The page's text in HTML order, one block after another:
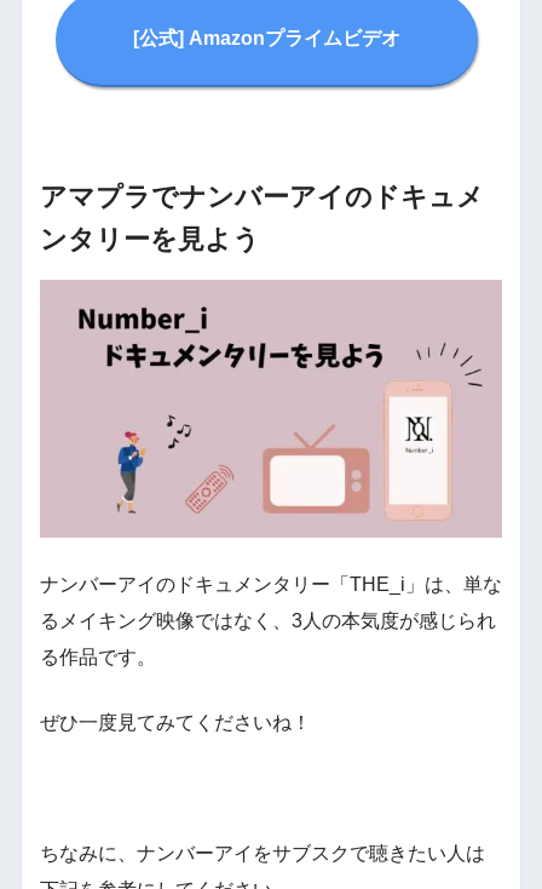
[公式] Amazonプライムビデオ
アマプラでナンバーアイのドキュメ
ンタリーを見よう
ナンバーアイのドキュメンタリー「THE_i」は、単な
るメイキング映像ではなく、3人の本気度が感じられ
る作品です。
ぜひ一度見てみてくださいね！
ちなみに、ナンバーアイをサブスクで聴きたい人は